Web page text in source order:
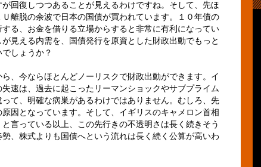
回復しつつあることが見えるわけですね。そして、先ほ
離脱の余波で日本の国債が買われています。１０年債の
る、お金を借りる立場からすると非常に有利になってい
見える内需を、国債発行を原資とした財政出動でもっと
しょうか？
、今ならほとんどノーリスクで財政出動ができます。イ
速は、過去に起こったリーマンショックやサブプライム
て、明確な病巣があるわけではありません。むしろ、先
因となっています。そして、イギリスのキャメロン首相
言っている以上、この先行きの不透明さは長く続きそう
、株式よりも国債へという流れは長く続く公算が高いわ